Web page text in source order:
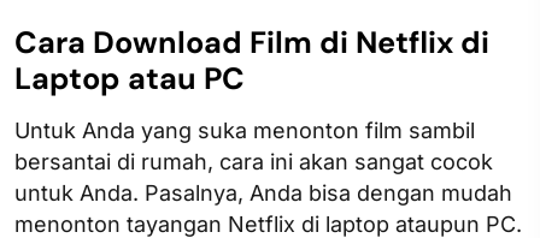
Cara Download Film di Netflix di
Laptop atau PC
Untuk Anda yang suka menonton film sambil
bersantai di rumah, cara ini akan sangat cocok
untuk Anda. Pasalnya, Anda bisa dengan mudah
menonton tayangan Netflix di laptop ataupun PC.